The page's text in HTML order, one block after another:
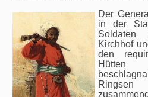
Der
in der
Kirchhof
den